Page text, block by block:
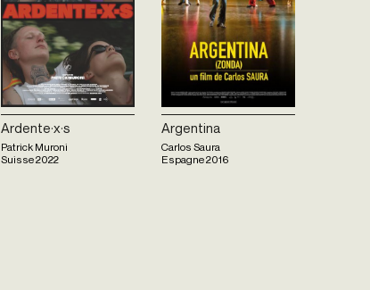
Ardente·x·s
Patrick Muroni
Suisse2022
Argentina
Carlos Saura
Espagne2016